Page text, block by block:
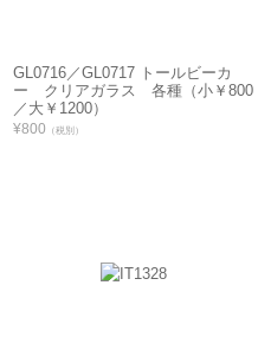
GL0716／GL0717 トールビーカ
ー クリアガラス 各種（小￥800
／大￥1200）
¥800 （税別）